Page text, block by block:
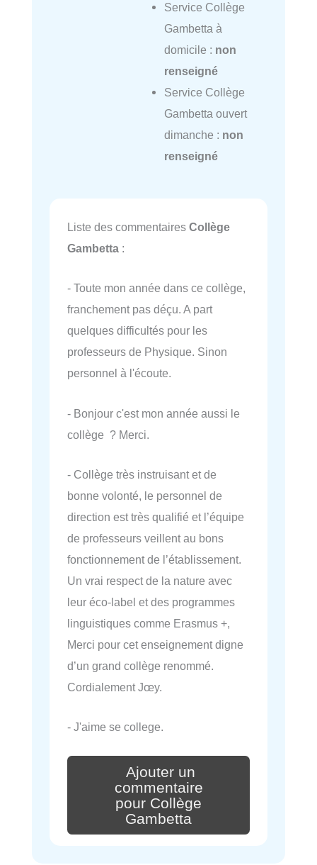
Service Collège
Gambetta à
domicile : non
renseigné
Service Collège
Gambetta ouvert
dimanche : non
renseigné
Liste des commentaires Collège
Gambetta :
- Toute mon année dans ce collège,
franchement pas déçu. A part
quelques difficultés pour les
professeurs de Physique. Sinon
personnel à l'écoute.
- Bonjour c'est mon année aussi le
collège ? Merci.
- Collège très instruisant et de
bonne volonté, le personnel de
direction est très qualifié et l’équipe
de professeurs veillent au bons
fonctionnement de l’établissement.
Un vrai respect de la nature avec
leur éco-label et des programmes
linguistiques comme Erasmus +,
Merci pour cet enseignement digne
d’un grand collège renommé.
Cordialement Jœy.
- J'aime se college.
Ajouter un
commentaire
pour Collège
Gambetta